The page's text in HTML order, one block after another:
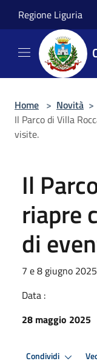
Regione Liguria
Home > Novità >
Il Parco di Villa
visite.
Il
riapre
di
7 e 8 giugno 2025
Data :
28 maggio 2025
Condividi